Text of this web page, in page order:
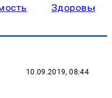
Здоровье
10.09.2019, 08:44